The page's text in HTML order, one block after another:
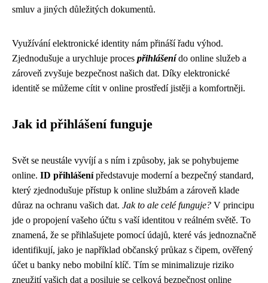
smluv a jiných důležitých dokumentů.
Využívání elektronické identity nám přináší řadu výhod.
Zjednodušuje a urychluje proces přihlášenído online služeb a
zároveň zvyšuje bezpečnost našich dat. Díky elektronické
identitě se můžeme cítit v online prostředí jistěji a komfortněji.
Jak id přihlášení funguje
Svět se neustále vyvíjí a s ním i způsoby, jak se pohybujeme
online. ID přihlášenípředstavuje moderní a bezpečný standard,
který zjednodušuje přístup k online službám a zároveň klade
důraz na ochranu vašich dat. Jak to ale celé funguje? V principu
jde o propojení vašeho účtu s vaší identitou v reálném světě. To
znamená, že se přihlašujete pomocí údajů, které vás jednoznačně
identifikují, jako je například občanský průkaz s čipem, ověřený
účet u banky nebo mobilní klíč. Tím se minimalizuje riziko
zneužití vašich dat a posiluje se celková bezpečnost online